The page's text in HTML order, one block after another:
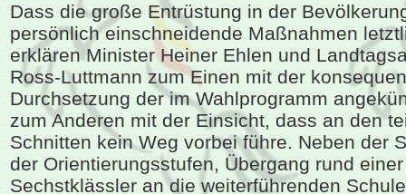
Dass die große Entrüstung in der
persönlich einschneidende Maßnahmen
erklären Minister Heiner Ehlen und
Ross-Luttmann zum Einen mit der
Durchsetzung der im Wahlprogramm
zum Anderen mit der Einsicht, dass an den
Schnitten kein Weg vorbei führe. Neben der
der Orientierungsstufen, Übergang rund
Sechstklässler an die weiterführenden